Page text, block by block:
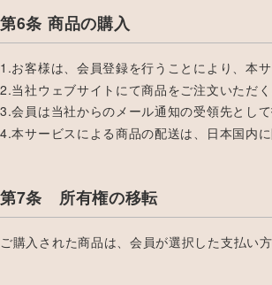
第6条 商品の購入
1.お客様は、会員登録を行うことにより、本
2.当社ウェブサイトにて商品をご注文いただ
3.会員は当社からのメール通知の受領先とし
4.本サービスによる商品の配送は、日本国内に
第7条 所有権の移転
ご購入された商品は、会員が選択した支払い